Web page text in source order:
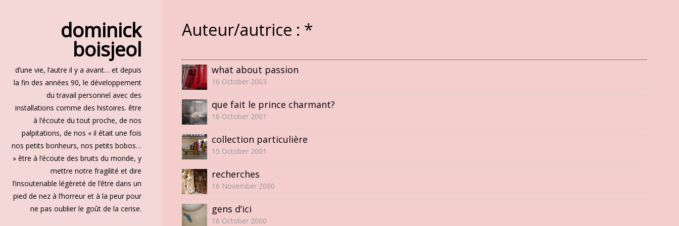
dominick
boisjeol
d’une vie, l’autre il y a avant… et depuis
la fin des années 90, le développement
du travail personnel avec des
installations comme des histoires. être
à l’écoute du tout proche, de nos
palpitations, de nos « il était une fois
nos petits bonheurs, nos petits bobos…
» être à l’écoute des bruits du monde, y
mettre notre fragilité et dire
l’insoutenable légèreté de l’être dans un
pied de nez à l’horreur et à la peur pour
ne pas oublier le goût de la cerise.
Auteur/autrice : *
what about passion
16 October 2003
que fait le prince charmant?
16 October 2001
collection particulière
15 October 2001
recherches
16 November 2000
gens d’ici
16 October 2000